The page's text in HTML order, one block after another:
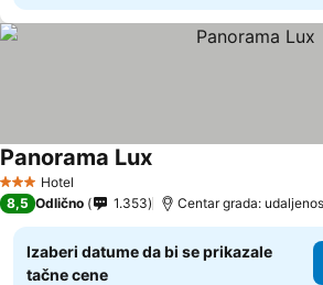
3 Zvezdice
Hotel
Panorama LuxPogledaj cene
8,5 Odlično 1.353 Centar grada:
Izaberi datume da bi se prikazale
tačne cene